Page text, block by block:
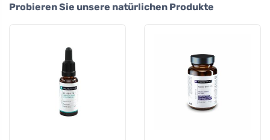
Probieren Sie unsere natürlichen Produkte